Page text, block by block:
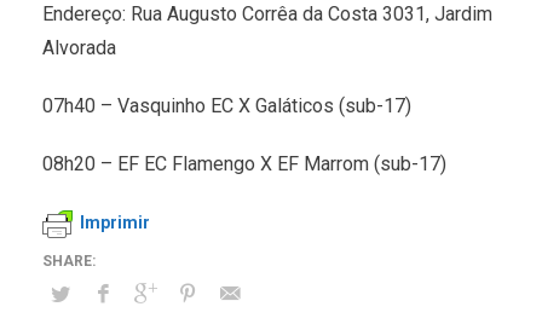
Endereço: Rua Augusto Corrêa da Costa 3031, Jardim
Alvorada
07h40 – Vasquinho EC X Galáticos (sub-17)
08h20 – EF EC Flamengo X EF Marrom (sub-17)
Imprimir